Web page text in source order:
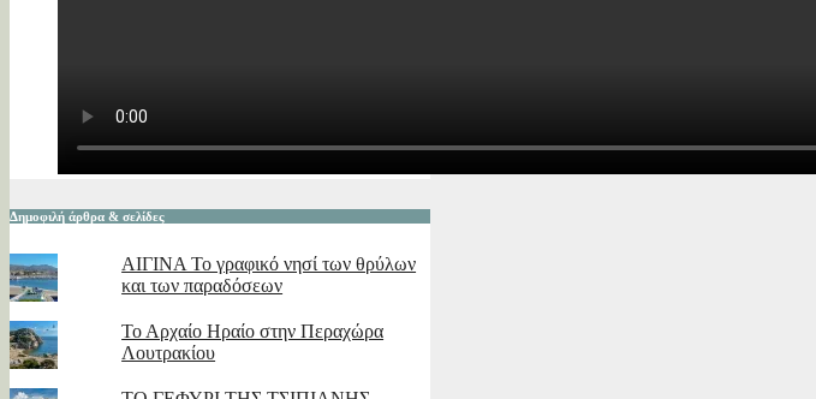
Δημοφιλή άρθρα & σελίδες
ΑΙΓΙΝΑ Το γραφικό νησί των θρύλων
και των παραδόσεων
Το Αρχαίο Ηραίο στην Περαχώρα
Λουτρακίου